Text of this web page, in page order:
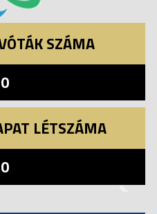
SZÁMA
0
LÉTSZÁMA
0